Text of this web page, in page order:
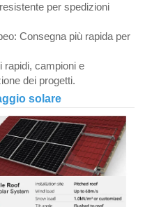
per spedizioni
Consegna più rapida per
rapidi, campioni e
dei progetti.
solare